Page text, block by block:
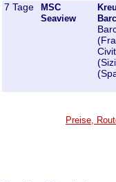
7 Tage
MSC
Seaview
Preise,